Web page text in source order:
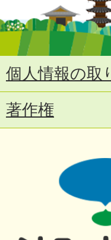
個人情報の取
著作権